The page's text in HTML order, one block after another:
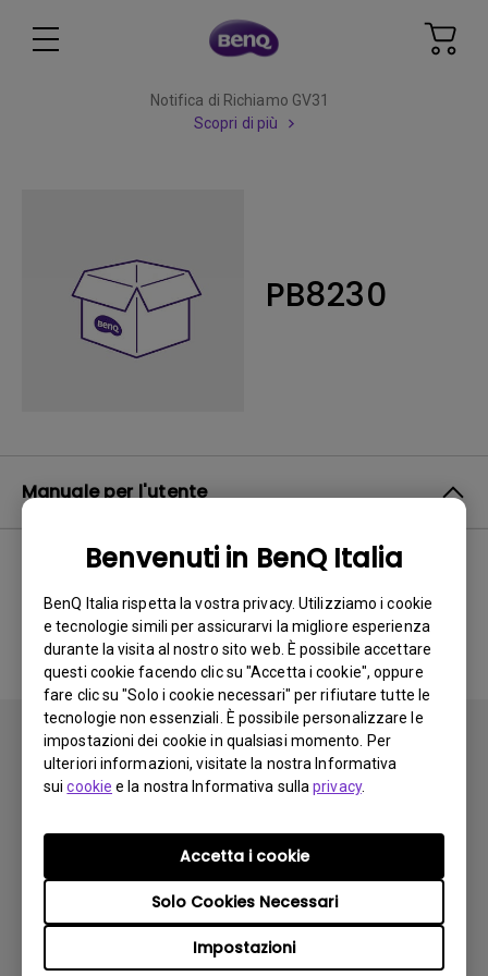
Benvenuti in BenQ Italia
BenQ Italia rispetta la vostra privacy. Utilizziamo i cookie
e tecnologie simili per assicurarvi la migliore esperienza
durante la visita al nostro sito web. È possibile accettare
questi cookie facendo clic su "Accetta i cookie", oppure
fare clic su "Solo i cookie necessari" per rifiutare tutte le
tecnologie non essenziali. È possibile personalizzare le
impostazioni dei cookie in qualsiasi momento. Per
ulteriori informazioni, visitate la nostra Informativa
suicookie e la nostra Informativa sullaprivacy.
Impostazioni
Solo Cookies Necessari
Accetta i cookie
Notifica di Richiamo GV31
Scopri di più
PB8230
Manuale per l'utente
Nessun manuale correlato
Iscriviti
Prodotti
Soluzioni